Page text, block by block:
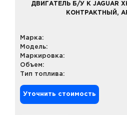
ДВИГАТЕЛЬ Б/У К JAGUAR
КОНТРАКТНЫЙ,
Марка:
Модель:
Маркировка:
Объем:
Тип топлива:
Уточнить стоимость